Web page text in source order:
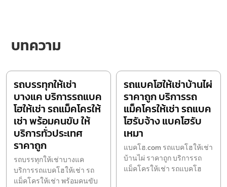
บทความ
รถบรรทุกให้เช่า
บางแค บริการรถแบค
โฮให้เช่า รถแม็คโครให้
เช่า พร้อมคนขับ ให้
บริการทั่วประเทศ
ราคาถูก
รถบรรทุกให้เช่าบางแค
บริการรถแบคโฮให้เช่า รถ
แม็คโครให้เช่า พร้อมคนขับ
รถแบคโฮให้เช่าบ้านไผ่
ราคาถูก บริการรถ
แม็คโครให้เช่า รถแบค
โฮรับจ้าง แบคโฮรับ
เหมา
แบคโฮ.com รถแบคโฮให้เช่า
บ้านไผ่ ราคาถูก บริการรถ
แม็คโครให้เช่า รถแบคโฮ